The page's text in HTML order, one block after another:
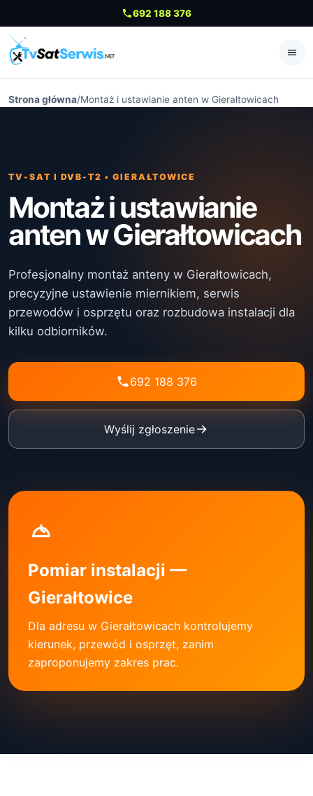
692 188 376
Strona główna/Montaż i ustawianie anten w Gierałtowicach
TV-SAT I DVB-T2 • GIERAŁTOWICE
Montaż i ustawianie
anten w Gierałtowicach
Profesjonalny montaż anteny w Gierałtowicach,
precyzyjne ustawienie miernikiem, serwis
przewodów i osprzętu oraz rozbudowa instalacji dla
kilku odbiorników.
692 188 376
Wyślij zgłoszenie
Pomiar instalacji —
Gierałtowice
Dla adresu w Gierałtowicach kontrolujemy
kierunek, przewód i osprzęt, zanim
zaproponujemy zakres prac.